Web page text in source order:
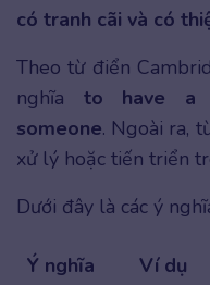
có tranh cãi và có
Theo từ điển
nghĩa to have a
someone. Ngoài ra,
xử lý hoặc tiến triển
Dưới đây là các ý
Ý nghĩa Ví dụ